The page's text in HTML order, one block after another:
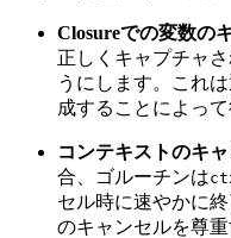
Closureでの変数の
正しくキャプチャ
うにします。これ
成することによって
コンテキストのキ
合、ゴルーチンは
セル時に速やかに
のキャンセルを尊重